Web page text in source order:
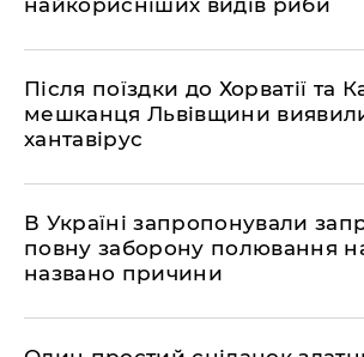
найкорисніших видів риби
Після поїздки до Хорватії та
мешканця Львівщини
хантавірус
В Україні запропонували
повну заборону полювання
названо причини